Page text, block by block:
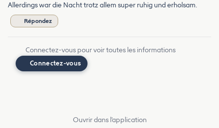
Allerdings war die Nacht trotz allem super ruhig und erholsam.
Répondez
Connectez-vous pour voir toutes les informations
Connectez-vous
Ouvrir dans l'application